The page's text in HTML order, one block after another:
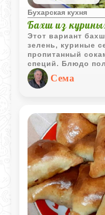
Бухарская кухня
Бахш из
Этот вариант
зелень, куриные
пропитанный
специй. Блюдо
рассыпчатым и
бухарской кухни.
Сема